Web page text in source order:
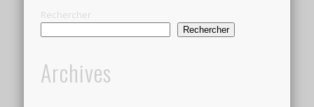
Rechercher
Rechercher
Archives